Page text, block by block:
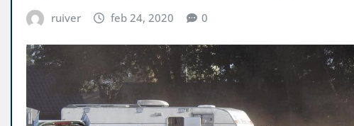
ruiver feb 24, 2020 0